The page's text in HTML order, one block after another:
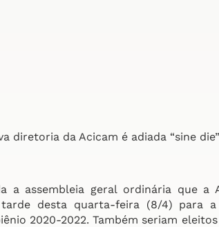
diretoria da Acicam é adiada “sine die”
assembleia geral ordinária que a
desta quarta-feira (8/4) para
2020-2022. Também seriam